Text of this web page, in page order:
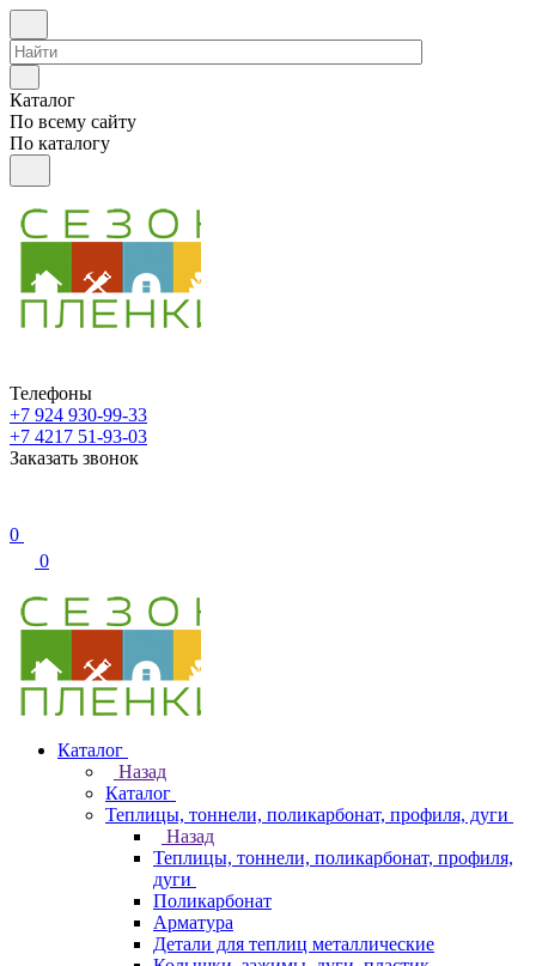
Каталог
По всему сайту
По каталогу
Телефоны
+7 924 930-99-33
+7 4217 51-93-03
Заказать звонок
0
0
Каталог
Назад
Каталог
Теплицы, тоннели, поликарбонат, профиля, дуги
Назад
Теплицы, тоннели, поликарбонат, профиля,
дуги
Поликарбонат
Арматура
Детали для теплиц металлические